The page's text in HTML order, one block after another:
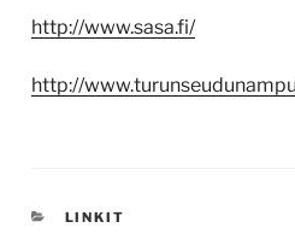
http://www.sasa.fi/
http://
KATEGORIAT
LINKIT